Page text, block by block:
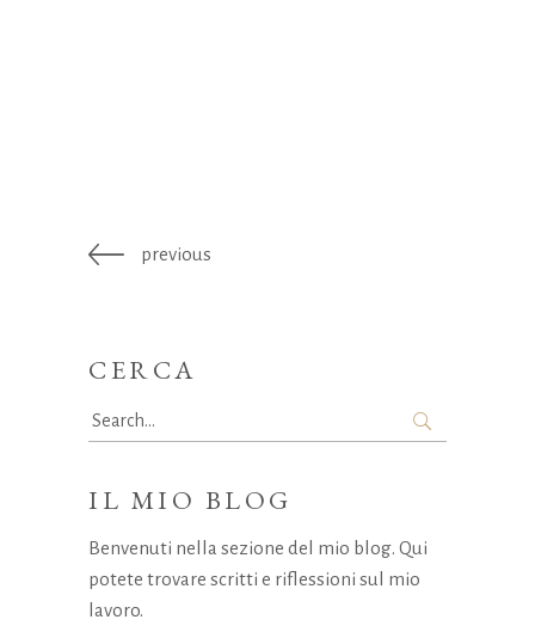
previous
CERCA
Search
for:
IL MIO BLOG
Benvenuti nella sezione del mio blog. Qui
potete trovare scritti e riflessioni sul mio
lavoro.